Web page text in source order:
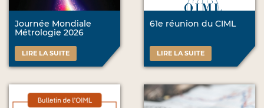
Journée Mondiale
Métrologie 2026
LIRE LA SUITE
61e réunion du CIML
LIRE LA SUITE